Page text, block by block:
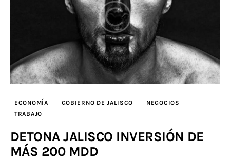
ECONOMÍA GOBIERNO DE JALISCO
NEGOCIOS
TRABAJO
DETONA JALISCO INVERSIÓN DE
MÁS 200 MDD